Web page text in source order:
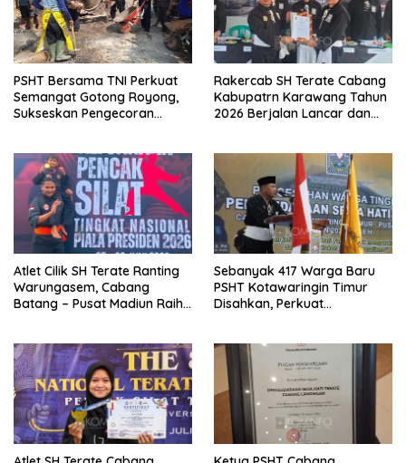
PSHT Bersama TNI Perkuat
Semangat Gotong Royong,
Sukseskan Pengecoran
Rakercab SH Terate Cabang
Kabupatrn Karawang Tahun
2026 Berjalan Lancar dan
Atlet Cilik SH Terate Ranting
Warungasem, Cabang
Batang – Pusat Madiun Raih
Sebanyak 417 Warga Baru
PSHT Kotawaringin Timur
Disahkan, Perkuat